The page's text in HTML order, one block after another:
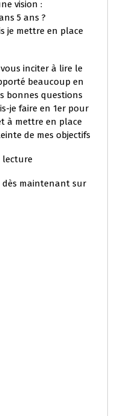
vision :
5 ans ?
je mettre en place
vous inciter à lire le
beaucoup en
bonnes questions
je faire en 1er pour
à mettre en place
de mes objectifs
lecture
dès maintenant sur